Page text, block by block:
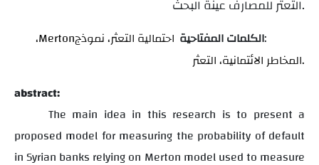
التعثر للمصارف عينة البحث.
الكلمات المفتاحية:
Merton،
المخاطر الائتمانية، التعثر.
abstract:
The main idea in this research is to present a
proposed model for measuring the probability of default
in Syrian banks relying on Merton model used to measure